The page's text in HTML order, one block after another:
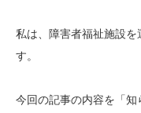
私は、障害者福祉施設を
す。
今回の記事の内容を「知